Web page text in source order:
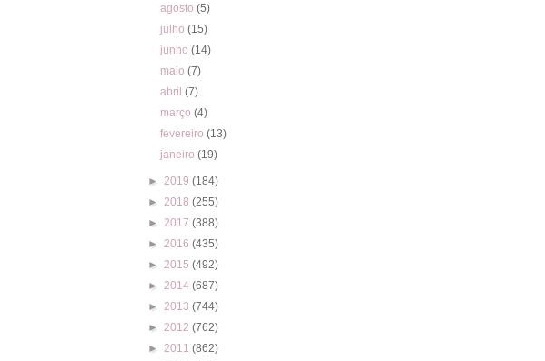
agosto(5)
julho(15)
junho(14)
maio(7)
abril(7)
março(4)
fevereiro(13)
janeiro(19)
► 2019 (184)
► 2018 (255)
► 2017 (388)
► 2016 (435)
► 2015 (492)
► 2014 (687)
► 2013 (744)
► 2012 (762)
► 2011 (862)